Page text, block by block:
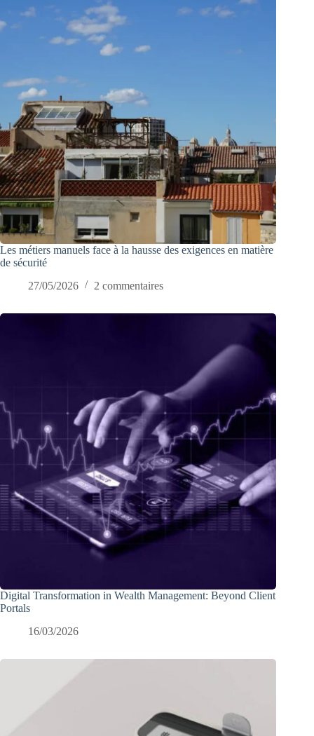
Les métiers manuels face à la hausse des exigences en matière
de sécurité
27/05/2026
2 commentaires
Digital Transformation in Wealth Management: Beyond Client
Portals
16/03/2026